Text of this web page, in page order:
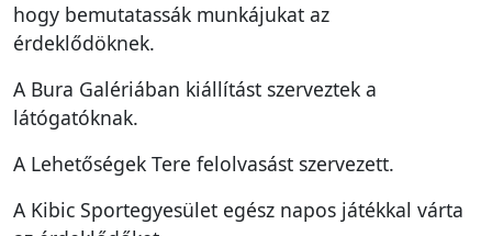
hogy bemutatassák munkájukat az
érdeklődöknek.
A Bura Galériában kiállítást szerveztek a
látógatóknak.
A Lehetőségek Tere felolvasást szervezett.
A Kibic Sportegyesület egész napos játékkal várta